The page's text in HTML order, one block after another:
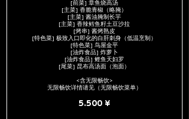
[前菜] 章鱼烧高汤
[主菜] 香脆青椒（略腌）
[主菜] 酱油腌制长芋
[主菜] 香辣鳕鱼籽土豆沙拉
[烤串] 酱烤熟皮
[特色菜] 极致入口即化的白肝刺身（低温烹制）
[特色菜] 鸟屋金平
[油炸食品] 炸萝卜
[油炸食品] 鲣鱼天妇罗
[尾菜] 昆布高汤面（泡面）
<含无限畅饮>
无限畅饮详情请见（无限畅饮菜单）
5.500 ¥